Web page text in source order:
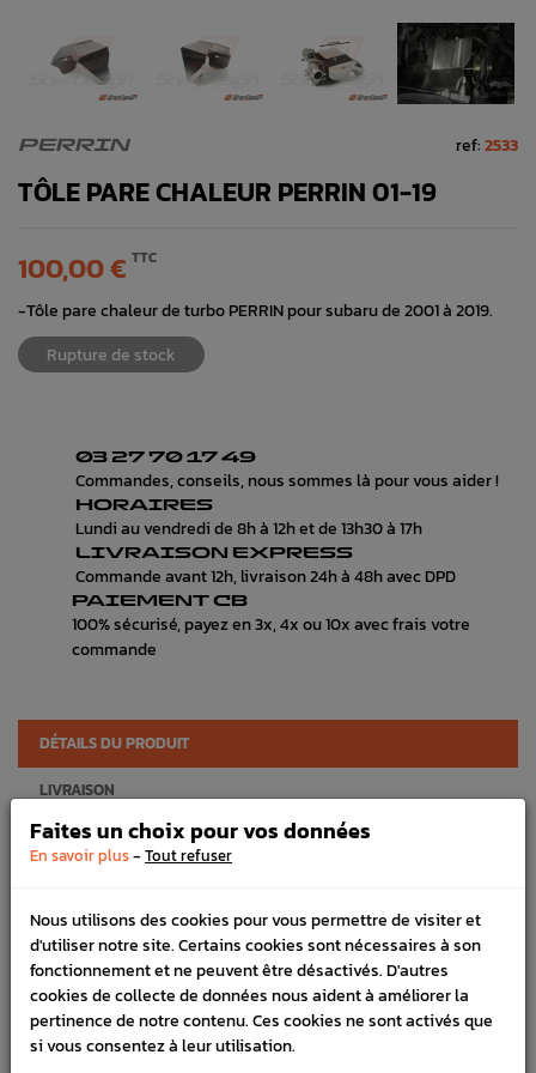
PERRIN ref:2533
TÔLE PARE CHALEUR PERRIN 01-19
100,00 € TTC
-Tôle pare chaleur de turbo PERRIN pour subaru de 2001 à 2019.
Rupture de stock
03 27 70 17 49
Commandes, conseils, nous sommes là pour vous aider !
HORAIRES
Lundi au vendredi de 8h à 12h et de 13h30 à 17h
LIVRAISON EXPRESS
Commande avant 12h, livraison 24h à 48h avec DPD
PAIEMENT CB
100% sécurisé, payez en 3x, 4x ou 10x avec frais votre
commande
DÉTAILS DU PRODUIT
LIVRAISON
VÉHICULES COMPATIBLE
Référence :2533
FICHE TECHNIQUE
Turbo
Turbo
Faites un choix pour vos données
En savoir plus- Tout refuser
Nous utilisons des cookies pour vous permettre de visiter et
d'utiliser notre site. Certains cookies sont nécessaires à son
fonctionnement et ne peuvent être désactivés. D'autres
cookies de collecte de données nous aident à améliorer la
pertinence de notre contenu. Ces cookies ne sont activés que
si vous consentez à leur utilisation.